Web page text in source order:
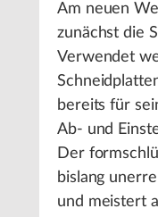
Am neuen
zunächst die
Verwendet
bereits für
Ab- und
Der
bislang
und meistert